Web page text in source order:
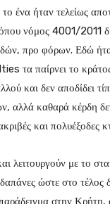
το ένα ήταν τελείως
νόμος 4001/2011
προ φόρων. Εδώ
τα παίρνει το
και δεν αποδίδει
αλλά καθαρά κέρδη
και πολυέξοδες
λειτουργούν με το
ώστε στο
παράδειγμα στην